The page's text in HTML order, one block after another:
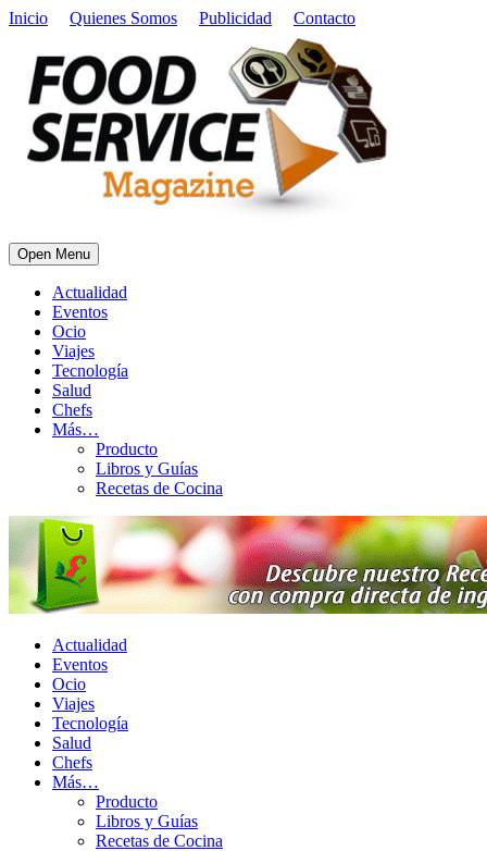
Inicio Quienes Somos Publicidad Contacto
Open Menu
Actualidad
Eventos
Ocio
Viajes
Tecnología
Salud
Chefs
Más…
Producto
Libros y Guías
Recetas de Cocina
Actualidad
Eventos
Ocio
Viajes
Tecnología
Salud
Chefs
Más…
Producto
Libros y Guías
Recetas de Cocina